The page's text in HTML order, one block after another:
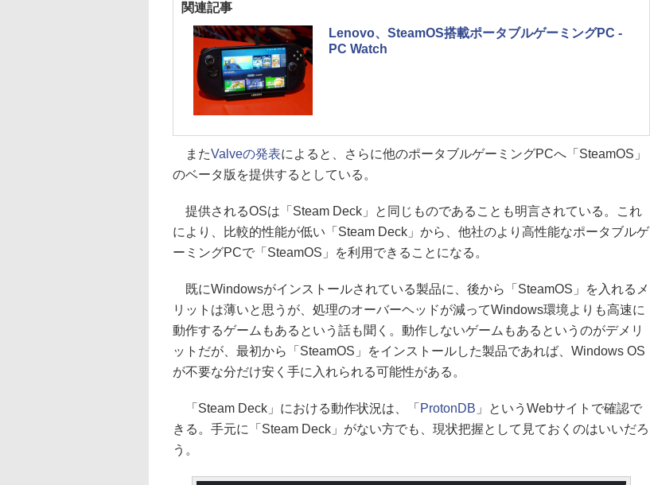
関連記事
Lenovo、SteamOS搭載ポータブルゲーミングPC -
PC Watch
またValveの発表によると、さらに他のポータブルゲーミングPCへ「SteamOS」
のベータ版を提供するとしている。
提供されるOSは「Steam Deck」と同じものであることも明言されている。これ
により、比較的性能が低い「Steam Deck」から、他社のより高性能なポータブルゲ
ーミングPCで「SteamOS」を利用できることになる。
既にWindowsがインストールされている製品に、後から「SteamOS」を入れるメ
リットは薄いと思うが、処理のオーバーヘッドが減ってWindows環境よりも高速に
動作するゲームもあるという話も聞く。動作しないゲームもあるというのがデメリ
ットだが、最初から「SteamOS」をインストールした製品であれば、Windows OS
が不要な分だけ安く手に入れられる可能性がある。
「Steam Deck」における動作状況は、「 ProtonDB 」というWebサイトで確認で
きる。手元に「Steam Deck」がない方でも、現状把握として見ておくのはいいだろ
う。